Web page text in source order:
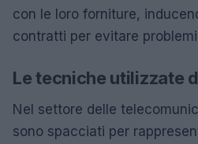
con le loro forniture,
contratti per evitare
Le tecniche utilizzate
Nel settore delle
sono spacciati per